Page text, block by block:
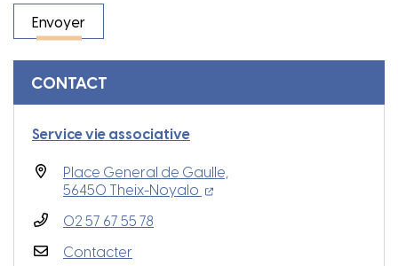
Envoyer
Informations complémentaires
CONTACT
Service vie associative
Place General de Gaulle,
56450 Theix-Noyalo (ouverture dans un nouvel
(ouverture dans un nouvel
02 57 67 55 78
Contacter